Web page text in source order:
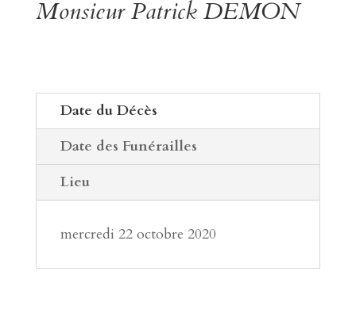
Monsieur Patrick DEMON
Date du Décès
Date des Funérailles
Lieu
mercredi 22 octobre 2020